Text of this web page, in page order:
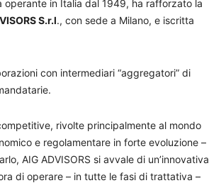
operante in Italia dal 1949, ha rafforzato la
S.r.l., con sede a Milano, e iscritta
con intermediari “aggregatori” di
rivolte principalmente al mondo
e regolamentare in forte evoluzione –
AIG ADVISORS si avvale di un’innovativa
di operare – in tutte le fasi di trattativa –